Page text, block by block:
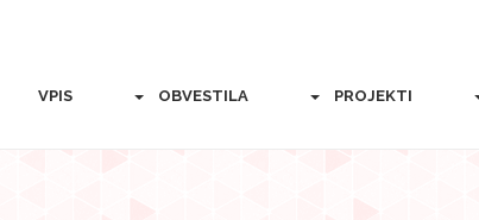
VPIS OBVESTILA PROJEKTI